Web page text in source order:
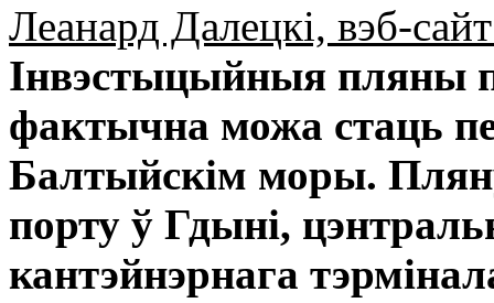
Леанард Далецкі, вэб-
Інвэстыцыйныя пляны
фактычна можа стаць
Балтыйскім моры.
порту ў Гдыні,
кантэйнэрнага